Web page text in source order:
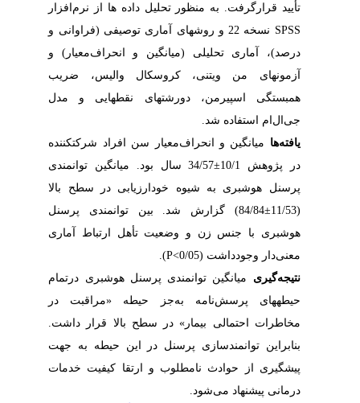
تأیید قرارگرفت. به منظور تحلیل داده ‏ها از نرم‌افزار
SPSS نسخه 22 و روش‏های آماری توصیفی (فراوانی و
درصد)، آماری تحلیلی (میانگین و انحراف‌معیار) و
آزمون‏های من ویتنی، کروسکال والیس، ضریب
همبستگی اسپیرمن، دورشته‏ای نقطه‏ایی و مدل
جی‌ال‌ام استفاده شد.
یافته‌هامیانگین و انحراف‌معیار سن افراد شرکت‏کننده
در پژوهش 10/1±34/57 سال بود. میانگین توانمندی
پرسنل هوشبری به شیوه خودارزیابی در سطح بالا
(11/53±84/84) گزارش‏ شد. بین توانمندی پرسنل
هوشبری با جنس زن و وضعیت تأهل ارتباط آماری
معنی‌دار‏‏ وجودداشت (0/05>P).
نتیجه‌گیریمیانگین توانمندی پرسنل هوشبری درتمام
حیطه‏ها‏ی پرسش‌نامه به‌جز حیطه «مراقبت در
مخاطرات احتمالی بیمار» در سطح بالا قرار داشت.
بنابراین توانمندسازی پرسنل در این حیطه به جهت
پیشگیری از حوادث نامطلوب و ارتقا کیفیت خدمات
درمانی پیشنهاد می‌شود.